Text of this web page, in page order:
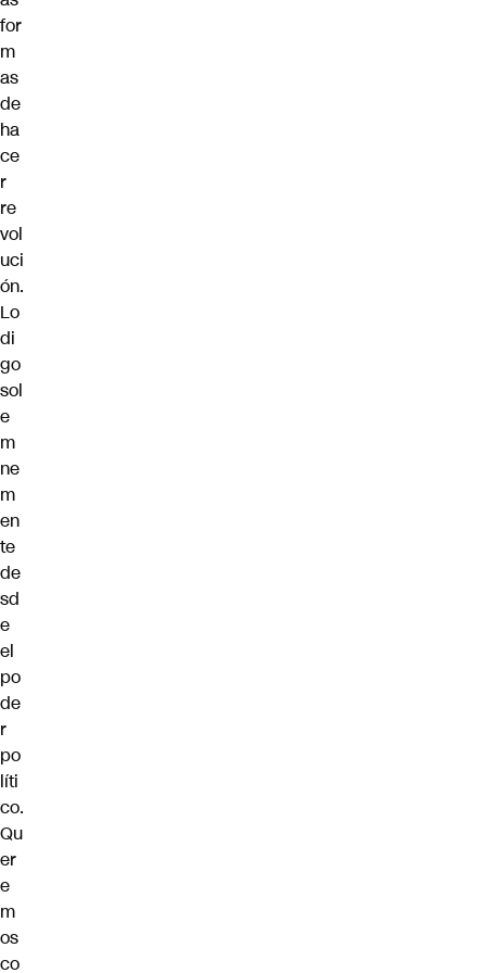
for
m
as
de
ha
ce
r
re
vol
uci
ón.
Lo
di
go
sol
e
m
ne
m
en
te
de
sd
e
el
po
de
r
po
líti
co.
Qu
er
e
m
os
co